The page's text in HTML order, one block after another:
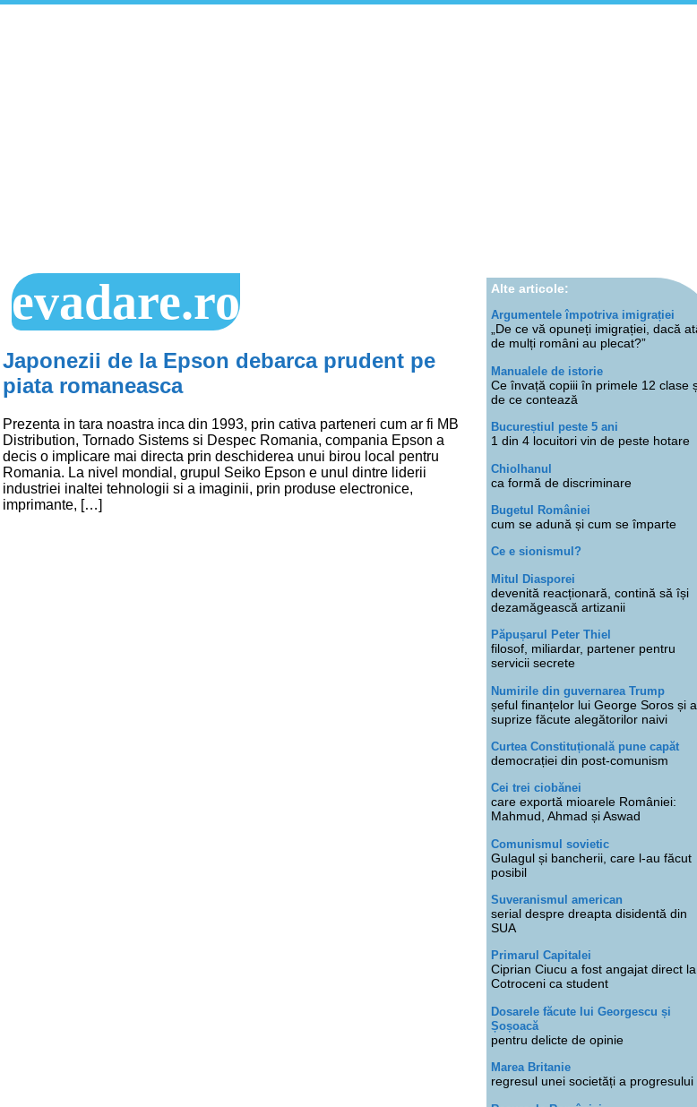
evadare.ro
Japonezii de la Epson debarca prudent pe
piata romaneasca
Prezenta in tara noastra inca din 1993, prin cativa parteneri cum ar fi MB
Distribution, Tornado Sistems si Despec Romania, compania Epson a
decis o implicare mai directa prin deschiderea unui birou local pentru
Romania. La nivel mondial, grupul Seiko Epson e unul dintre liderii
industriei inaltei tehnologii si a imaginii, prin produse electronice,
imprimante, […]
Alte articole:
Argumentele împotriva imigrației
„De ce vă opuneți imigrației, dacă
de mulți români au plecat?”
Manualele de istorie
Ce învață copiii în primele 12 clase
de ce contează
Bucureștiul peste 5 ani
1 din 4 locuitori vin de peste hotare
Chiolhanul
ca formă de discriminare
Bugetul României
cum se adună și cum se împarte
Ce e sionismul?
Mitul Diasporei
devenită reacționară, contină să își
dezamăgească artizanii
Păpușarul Peter Thiel
filosof, miliardar, partener pentru
servicii secrete
Numirile din guvernarea Trump
șeful finanțelor lui George Soros și
suprize făcute alegătorilor naivi
Curtea Constituțională pune capăt
democrației din post-comunism
Cei trei ciobănei
care exportă mioarele României:
Mahmud, Ahmad și Aswad
Comunismul sovietic
Gulagul și bancherii, care l-au făcut
posibil
Suveranismul american
serial despre dreapta disidentă din
SUA
Primarul Capitalei
Ciprian Ciucu a fost angajat direct la
Cotroceni ca student
Dosarele făcute lui Georgescu și
Șoșoacă
pentru delicte de opinie
Marea Britanie
regresul unei societăți a progresului